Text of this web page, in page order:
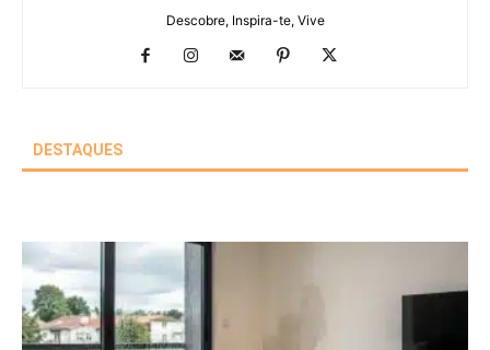
Descobre, Inspira-te, Vive
DESTAQUES